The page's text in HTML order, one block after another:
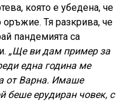
която е убедена, че
оръжие. Тя разкрива, че
пандемията са
„Ще ви дам пример за
една година ме
от Варна. Имаше
беше ерудиран човек, с